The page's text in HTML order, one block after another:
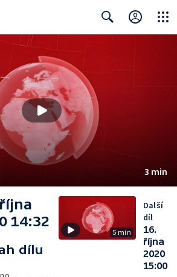
3 min
14:32
dílu
5 min
Další
díl
16.
října
2020
15:00